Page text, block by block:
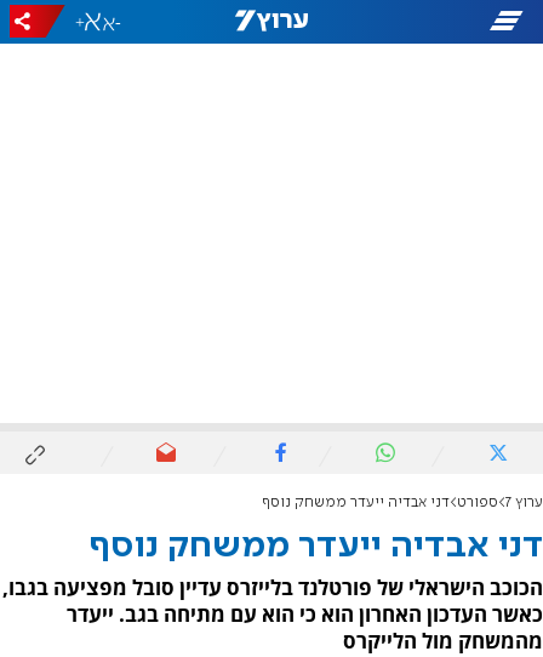
-
+
ערוץ 7 ספורט דני אבדיה ייעדר ממשחק נוסף
דני אבדיה ייעדר ממשחק נוסף
הכוכב הישראלי של פורטלנד בלייזרס עדיין סובל מפציעה בגבו,
כאשר העדכון האחרון הוא כי הוא עם מתיחה בגב. ייעדר
מהמשחק מול הלייקרס